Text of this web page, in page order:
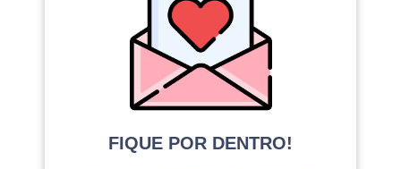
FIQUE POR DENTRO!